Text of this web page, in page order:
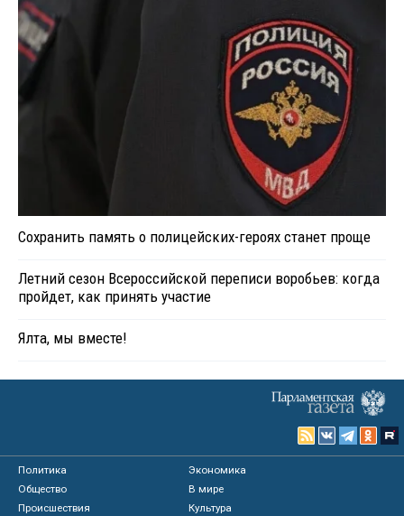
Сохранить память о полицейских-героях станет проще
Летний сезон Всероссийской переписи воробьев: когда
пройдет, как принять участие
Ялта, мы вместе!
Политика
Экономика
Общество
В мире
Происшествия
Культура